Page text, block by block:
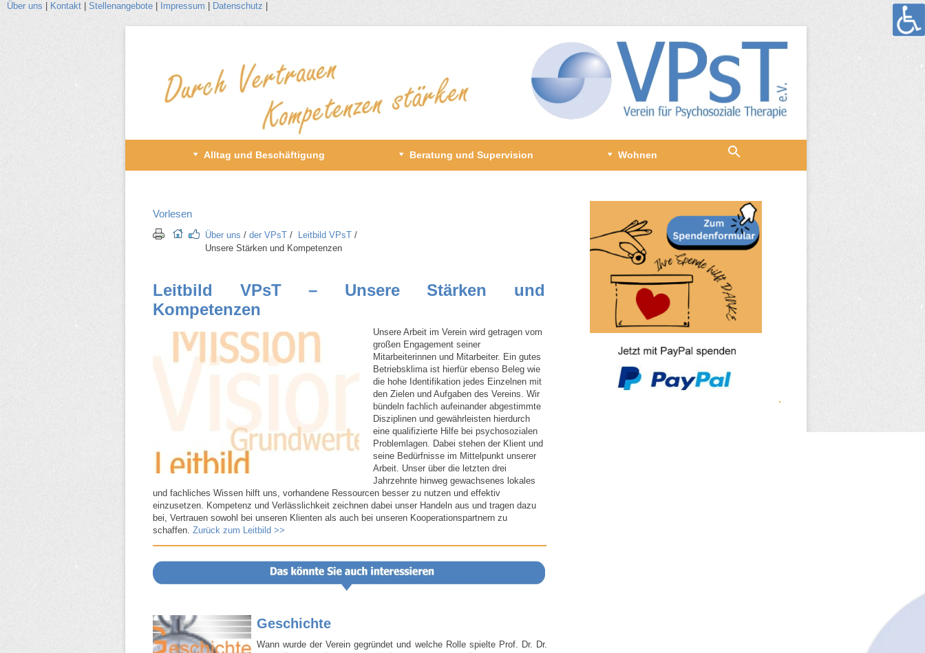
Über uns Kontakt Stellenangebote Impressum Datenschutz
Alltag und Beschäftigung Beratung und Supervision Wohnen
Vorlesen
Über uns /​ der VPsT /​ Leitbild VPsT /​
Unsere Stärken und Kompetenzen
Leitbild VPsT – Unsere Stärken und
Kompetenzen
Unsere Arbeit im Verein wird getragen vom
großen Engagement seiner
Mitarbeiterinnen und Mitarbeiter. Ein gutes
Betriebsklima ist hierfür ebenso Beleg wie
die hohe Identifikation jedes Einzelnen mit
den Zielen und Aufgaben des Vereins. Wir
bündeln fachlich aufeinander abgestimmte
Disziplinen und gewährleisten hierdurch
eine qualifizierte Hilfe bei psychosozialen
Problemlagen. Dabei stehen der Klient und
seine Bedürfnisse im Mittelpunkt unserer
Arbeit. Unser über die letzten drei
Jahrzehnte hinweg gewachsenes lokales
und fachliches Wissen hilft uns, vorhandene Ressourcen besser zu nutzen und effektiv
einzusetzen. Kompetenz und Verlässlichkeit zeichnen dabei unser Handeln aus und tragen dazu
bei, Vertrauen sowohl bei unseren Klienten als auch bei unseren Kooperationspartnern zu
schaffen. Zurück zum Leitbild >>
Geschichte
Wann wurde der Verein gegründet und welche Rolle spielte Prof. Dr. Dr.